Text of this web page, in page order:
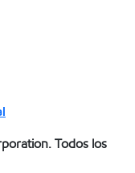
Todos los